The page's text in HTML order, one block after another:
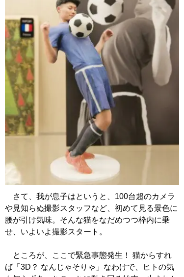
さて、我が息子はというと、100台超のカメラ
や見知らぬ撮影スタッフなど、初めて見る景色に
腰が引け気味。そんな猫をなだめつつ枠内に乗
せ、いよいよ撮影スタート。
ところが、ここで緊急事態発生！ 猫からすれ
ば「3D？ なんじゃそりゃ」なわけで、ヒトの気